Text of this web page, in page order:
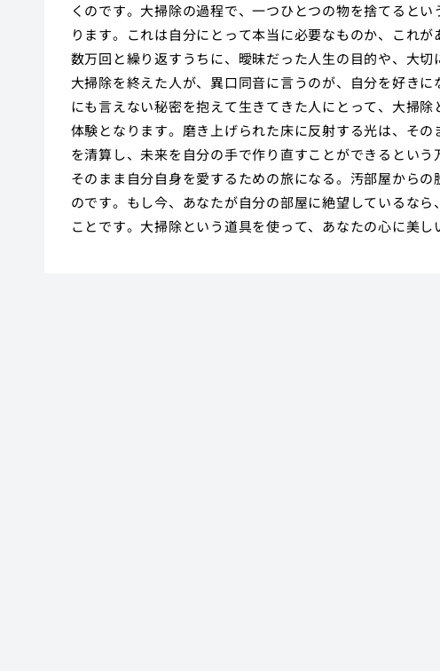
くのです。大掃除の過程で、一つひとつの物を捨てると
ります。これは自分にとって本当に必要なものか、これ
数万回と繰り返すうちに、曖昧だった人生の目的や、大
大掃除を終えた人が、異口同音に言うのが、自分を好き
にも言えない秘密を抱えて生きてきた人にとって、大掃
体験となります。磨き上げられた床に反射する光は、そ
を清算し、未来を自分の手で作り直すことができるとい
そのまま自分自身を愛するための旅になる。汚部屋から
のです。もし今、あなたが自分の部屋に絶望しているな
ことです。大掃除という道具を使って、あなたの心に美し